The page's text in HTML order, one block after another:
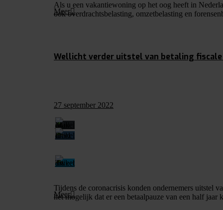
Als u een vakantiewoning op het oog heeft in
ook overdrachtsbelasting, omzetbelasting en
Meer
Wellicht verder uitstel van betaling
27 september 2022
Tijdens de coronacrisis konden ondernemers uitstel
het mogelijk dat er een betaalpauze van een half jaar
Meer